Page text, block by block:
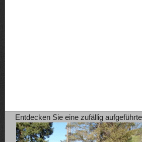
Entdecken Sie eine zufällig